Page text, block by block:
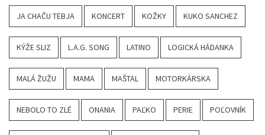
JA CHAČU TEBJA KONCERT KOŽKY KUKO SANCHEZ
KÝŽE SLIZ L.A.G. SONG LATINO LOGICKÁ HÁDANKA
MALÁ ŽUŽU MAMA MAŠTAL MOTORKÁRSKA
NEBOLO TO ZLÉ ONANIA PAĽKO PERIE POĽOVNÍK